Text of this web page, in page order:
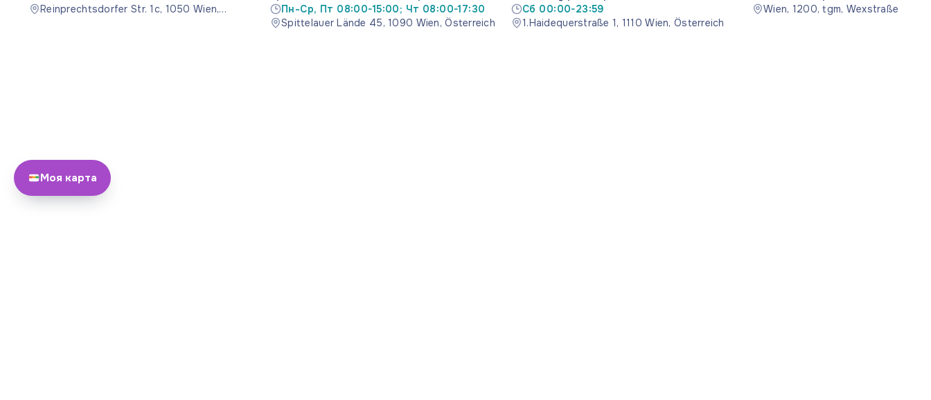
Reinprechtsdorfer Str. 1c, 1050 Wien,
Пн-Ср, Пт 08:00-15:00; Чт 08:00-17:30
Spittelauer Lände 45, 1090 Wien, Österreich
Сб 00:00-23:59
1.Haidequerstraße 1, 1110 Wien, Österreich
Wien, 1200, tgm, Wexstraße 19-23
Моя карта